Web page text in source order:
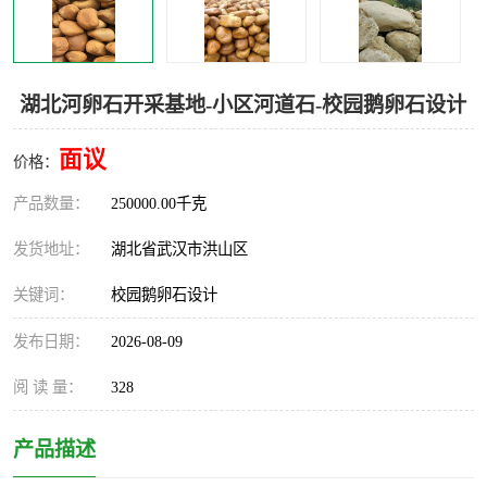
湖北河卵石开采基地-小区河道石-校园鹅卵石设计
价格： 面议
产品数量： 250000.00千克
发货地址： 湖北省武汉市洪山区
关键词： 校园鹅卵石设计
发布日期： 2026-08-09
阅 读 量： 328
产品描述